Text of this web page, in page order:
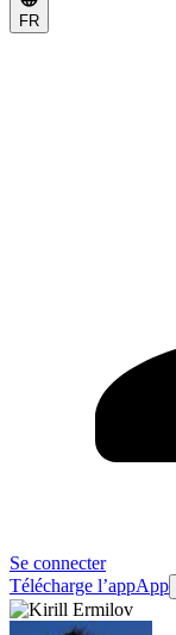
FR
Se connecter
Télécharge l’appApp